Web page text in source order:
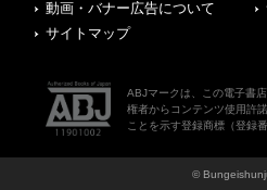
動画・バナー広告について
サイトマップ
ABJマークは、この電子書
権者からコンテンツ使用許
ことを示す登録商標（登録
©